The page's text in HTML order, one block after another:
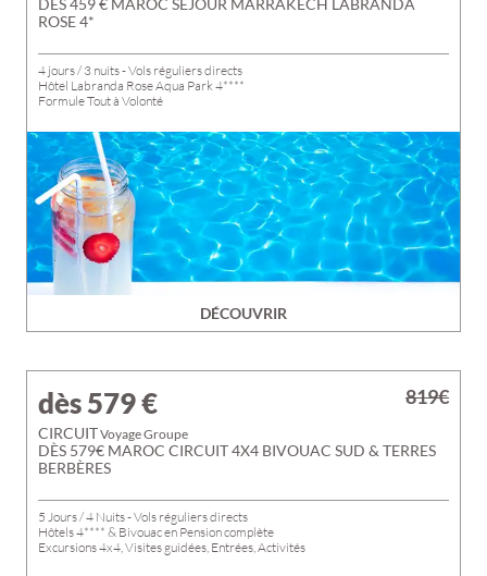
DÈS 459 € MAROC SÉJOUR MARRAKECH LABRANDA
ROSE 4*
4 jours / 3 nuits - Vols réguliers directs
Hôtel Labranda Rose Aqua Park 4****
Formule Tout à Volonté
DÉCOUVRIR
dès 579€
CIRCUITVoyage Groupe
DÈS 579€ MAROC CIRCUIT 4X4 BIVOUAC SUD & TERRES
BERBÈRES
5 Jours / 4 Nuits - Vols réguliers directs
Hôtels 4**** & Bivouac en Pension complète
Excursions 4x4, Visites guidées, Entrées, Activités
819€